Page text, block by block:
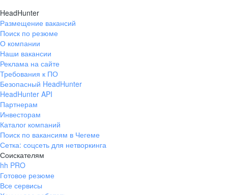
HeadHunter
Размещение вакансий
Поиск по резюме
О компании
Наши вакансии
Реклама на сайте
Требования к ПО
Безопасный HeadHunter
HeadHunter API
Партнерам
Инвесторам
Каталог компаний
Поиск по вакансиям в Чегеме
Сетка: соцсеть для нетворкинга
Соискателям
hh PRO
Готовое резюме
Все сервисы